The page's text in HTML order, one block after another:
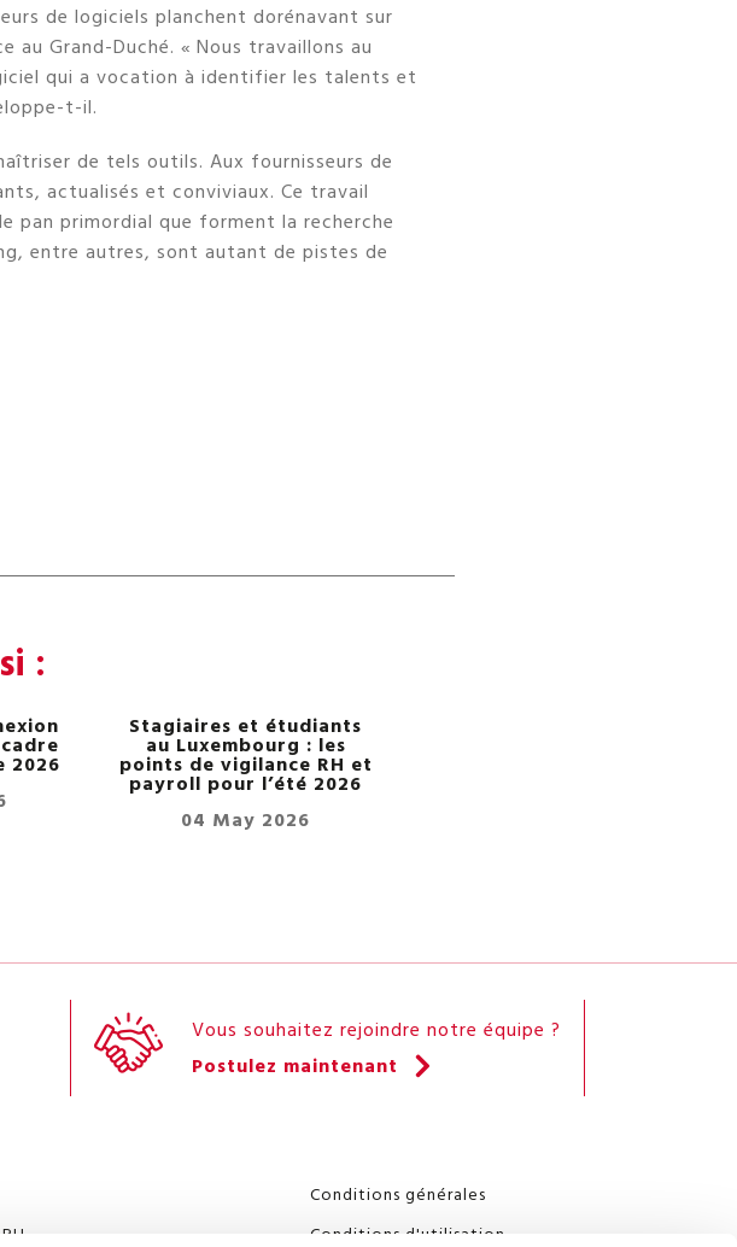
de logiciels planchent dorénavant sur
Grand-Duché. « Nous travaillons au
qui a vocation à identifier les talents et
t-il.
de tels outils. Aux fournisseurs de
actualisés et conviviaux. Ce travail
pan primordial que forment la recherche
entre autres, sont autant de pistes de
:
2026
Stagiaires et étudiants
au Luxembourg : les
points de vigilance RH et
payroll pour l’été 2026
04 May 2026
Vous souhaitez rejoindre notre équipe ?
Postulez maintenant
Conditions générales
Conditions d'utilisation